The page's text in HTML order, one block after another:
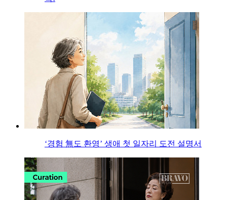
‘경험 無도 환영’ 생애 첫 일자리 도전 설명서